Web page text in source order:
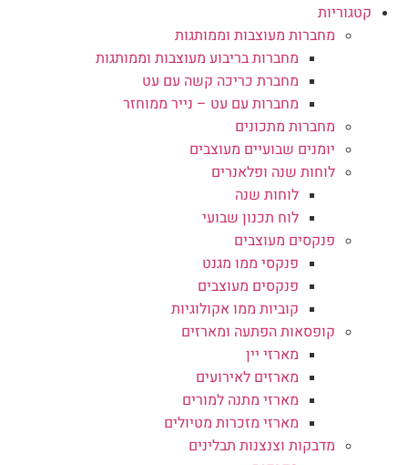
קטגוריות
מחברות מעוצבות וממותגות
מחברות בריבוע מעוצבות וממותגות
מחברת כריכה קשה עם עט
מחברות עם עט – נייר ממוחזר
מחברות מתכונים
יומנים שבועיים מעוצבים
לוחות שנה ופלאנרים
לוחות שנה
לוח תכנון שבועי
פנקסים מעוצבים
פנקסי ממו מגנט
פנקסים מעוצבים
קוביות ממו אקולוגיות
קופסאות הפתעה ומארזים
מארזי יין
מארזים לאירועים
מארזי מתנה למורים
מארזי מזכרות מטיולים
מדבקות וצנצנות תבלינים